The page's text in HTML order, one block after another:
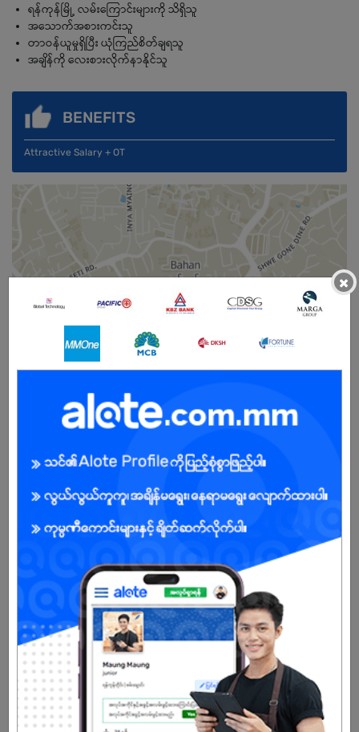
ရန်ကုန်မြို့ လမ်းကြောင်းများကို သိရှိသူ
အသောက်အစားကင်းသူ
တာဝန်ယူမှုရှိပြီး ယုံကြည်စိတ်ချရသူ
အချိန်ကို လေးစားလိုက်နာနိုင်သူ
BENEFITS
Attractive Salary + OT
Open To : Male
About Our Company
distribution, marketing, local know-how and logistical expertise
Combining international standards and local cultural knowledge,
MDG is clearly the partner of choice.
Already Expired
Don't have an account?
REGISTER NOW!
More Similar Jobs
×